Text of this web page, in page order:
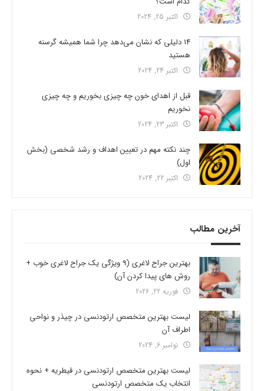
اکتبر 25, 2024
14 دلیلی که نشان می‌دهد چرا شما همیشه گرسنه
هستید
اکتبر 24, 2024
قبل از اهدای خون چه چیزی بخوریم و چه چیزی
نخوریم
اکتبر 23, 2024
چند نکته مهم در تعیین اهداف و رشد شخصی (بخش
اول)
اکتبر 22, 2024
آخرین مطالب
بهترین جراح لاغری (9 ویژگی یک جراح لاغری خوب +
روش های پیدا کردن آن)
فوریه 22, 2026
لیست بهترین متخصص ارتودنسی در چیذر و نواحی
اطراف آن
نوامبر 6, 2024
لیست بهترین متخصص ارتودنسی در قیطریه + نحوه
انتخاب یک متخصص ارتودنسی